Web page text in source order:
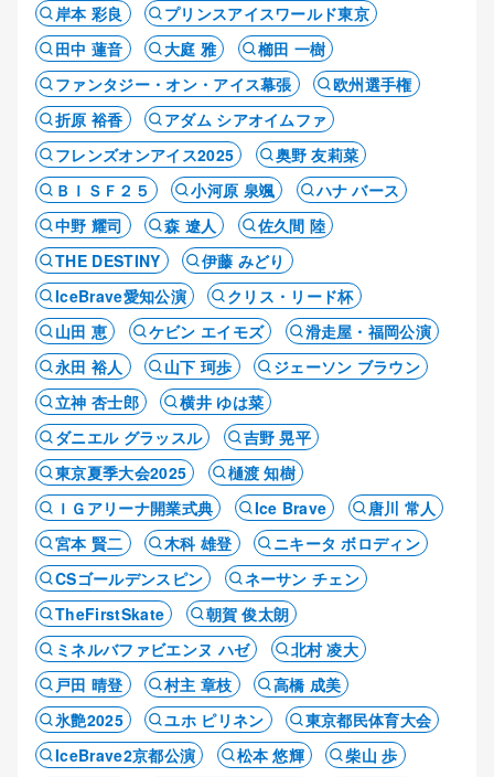
岸本 彩良
プリンスアイスワールド東京
田中 蓮音
大庭 雅
櫛田 一樹
ファンタジー・オン・アイス幕張
欧州選手権
折原 裕香
アダム シアオイムファ
フレンズオンアイス2025
奥野 友莉菜
ＢＩＳＦ２５
小河原 泉颯
ハナ バース
中野 耀司
森 遼人
佐久間 陸
THE DESTINY
伊藤 みどり
IceBrave愛知公演
クリス・リード杯
山田 恵
ケビン エイモズ
滑走屋・福岡公演
永田 裕人
山下 珂歩
ジェーソン ブラウン
立神 杏士郎
横井 ゆは菜
ダニエル グラッスル
吉野 晃平
東京夏季大会2025
樋渡 知樹
ＩＧアリーナ開業式典
Ice Brave
唐川 常人
宮本 賢二
木科 雄登
ニキータ ボロディン
CSゴールデンスピン
ネーサン チェン
TheFirstSkate
朝賀 俊太朗
ミネルバファビエンヌ ハゼ
北村 凌大
戸田 晴登
村主 章枝
高橋 成美
氷艶2025
ユホ ピリネン
東京都民体育大会
IceBrave2京都公演
松本 悠輝
柴山 歩